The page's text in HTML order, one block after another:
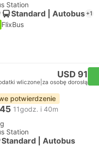
Station
Standard | Autobus +1
FlixBus
USD 91
wliczone za osobę dorosłą
potwierdzenie
11godz. i 40m
Station
Standard | Autobus